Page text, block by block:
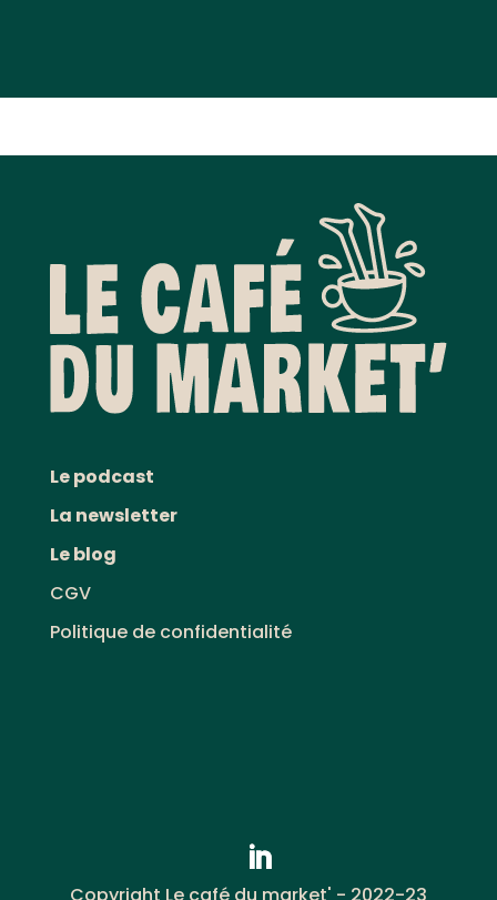
Le podcast
La newsletter
Le blog
CGV
Politique de confidentialité